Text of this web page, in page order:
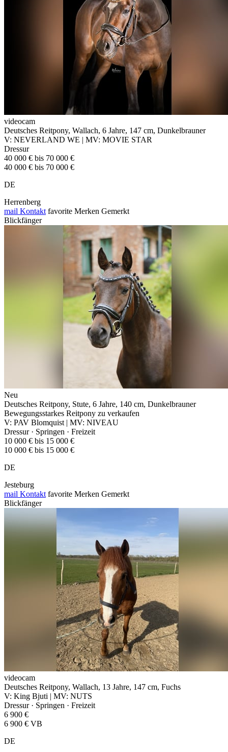
videocam
Deutsches Reitpony, Wallach, 6 Jahre, 147 cm, Dunkelbrauner
V: NEVERLAND WE | MV: MOVIE STAR
Dressur
40 000 € bis 70 000 €
40 000 € bis 70 000 €
DE
Herrenberg
mail Kontakt favorite Merken Gemerkt
Blickfänger
Neu
Deutsches Reitpony, Stute, 6 Jahre, 140 cm, Dunkelbrauner
Bewegungsstarkes Reitpony zu verkaufen
V: PAV Blomquist | MV: NIVEAU
Dressur · Springen · Freizeit
10 000 € bis 15 000 €
10 000 € bis 15 000 €
DE
Jesteburg
mail Kontakt favorite Merken Gemerkt
Blickfänger
videocam
Deutsches Reitpony, Wallach, 13 Jahre, 147 cm, Fuchs
V: King Bjuti | MV: NUTS
Dressur · Springen · Freizeit
6 900 €
6 900 € VB
DE